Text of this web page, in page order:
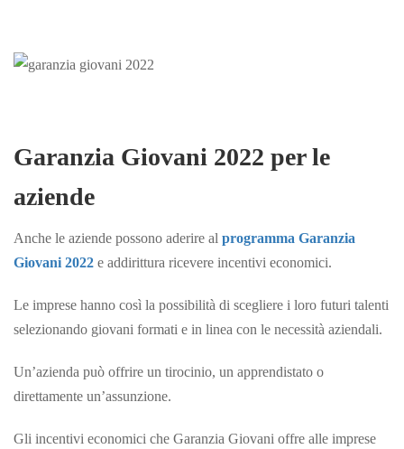
Garanzia Giovani 2022 per le
aziende
Anche le aziende possono aderire al programma Garanzia
Giovani 2022 e addirittura ricevere incentivi economici.
Le imprese hanno così la possibilità di scegliere i loro futuri talenti
selezionando giovani formati e in linea con le necessità aziendali.
Un’azienda può offrire un tirocinio, un apprendistato o
direttamente un’assunzione.
Gli incentivi economici che Garanzia Giovani offre alle imprese